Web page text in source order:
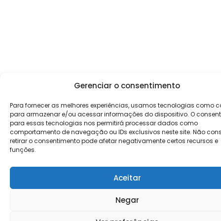
Gerenciar o consentimento
Para fornecer as melhores experiências, usamos tecnologias como
para armazenar e/ou acessar informações do dispositivo. O
para essas tecnologias nos permitirá processar dados como
comportamento de navegação ou IDs exclusivos neste site. Não
retirar o consentimento pode afetar negativamente certos recursos e
funções.
Aceitar
Negar